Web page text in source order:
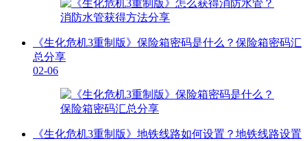
《生化危机3重制版》保险箱密码是什么？保险箱密码汇
总分享
02-06
《生化危机3重制版》地铁线路如何设置？地铁线路设置